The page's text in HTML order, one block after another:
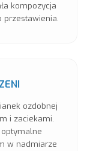
kompozycja
przestawienia.
ozdobnej
i zaciekami.
w nadmiarze